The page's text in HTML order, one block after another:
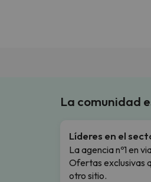
La comunidad
Líderes en el
La agencia nº1 en
Ofertas exclusivas
otro sitio.